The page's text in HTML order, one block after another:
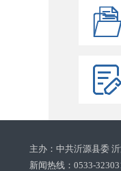
主办：中共沂源县委
新闻热线：0533-